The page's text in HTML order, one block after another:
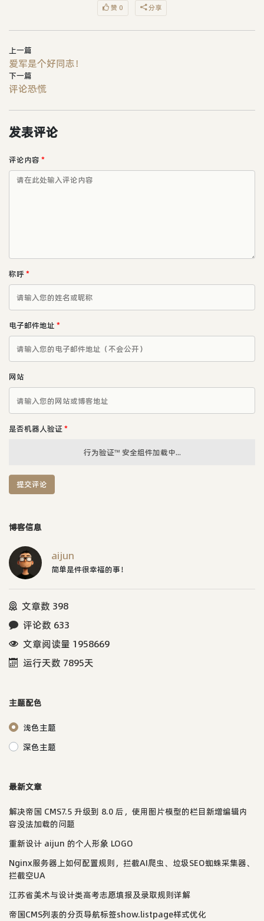
赞 0 分享
上一篇
爱军是个好同志！
下一篇
评论恐慌
发表评论
评论内容 *
称呼*
电子邮件地址 *
网站
是否机器人验证 *
行为验证™ 安全组件加载中...
提交评论
博客信息
aijun
简单是件很幸福的事！
文章数 398
评论数 633
文章阅读量 1958669
运行天数 7895天
主题配色
浅色主题
深色主题
最新文章
解决帝国 CMS7.5 升级到 8.0 后，使用图片模型的栏目新增编辑内
容没法加载的问题
重新设计 aijun 的个人形象 LOGO
Nginx服务器上如何配置规则，拦截AI爬虫、垃圾SEO蜘蛛采集器、
拦截空UA
江苏省美术与设计类高考志愿填报及录取规则详解
帝国CMS列表的分页导航标签show.listpage样式优化